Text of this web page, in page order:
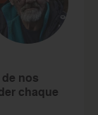
nos
chaque